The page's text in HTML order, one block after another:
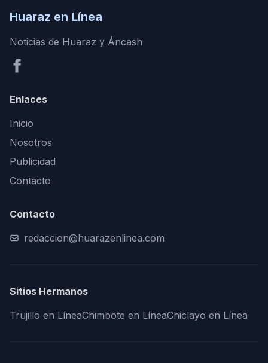
Huaraz en Línea
Noticias de Huaraz y Áncash
Enlaces
Inicio
Nosotros
Publicidad
Contacto
Contacto
redaccion@huarazenlinea.com
Sitios Hermanos
Trujillo en LíneaChimbote en LíneaChiclayo en Línea